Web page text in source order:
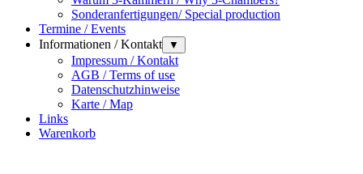
Sonderanfertigungen/ Special production
Termine / Events
Informationen / Kontakt
▼
Impressum / Kontakt
AGB / Terms of use
Datenschutzhinweise
Karte / Map
Links
Warenkorb